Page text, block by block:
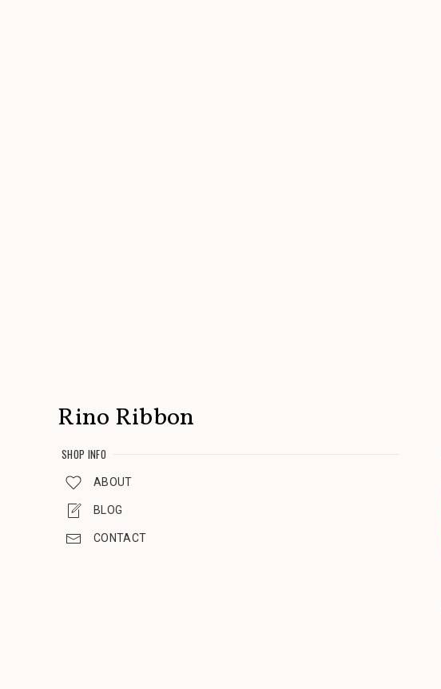
Rino Ribbon
SHOP INFO
ABOUT
BLOG
CONTACT